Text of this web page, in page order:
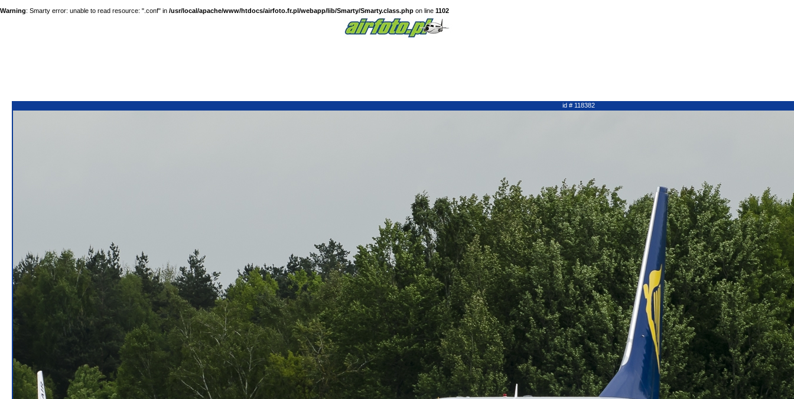
Warning: Smarty error: unable to read resource: ".conf" in /usr/local/apache/www/htdocs/airfoto.fr.pl/webapp/lib/Smarty/Smarty.class.php on line 1102
id # 118382